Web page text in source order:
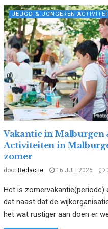
JEUGD & JONGEREN
Vakantie in Malburgen
Activiteiten in
zomer
door Redactie 16 JULI 2026
Het is zomervakantie(periode)
dat naast dat de
het wat rustiger aan doen er